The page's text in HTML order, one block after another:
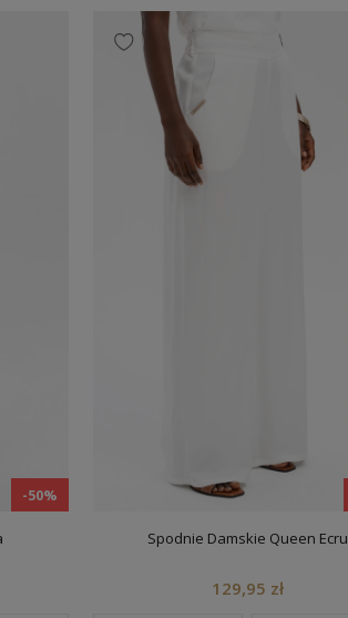
-50%
Spodnie Damskie Queen Ecru
129,95 zł